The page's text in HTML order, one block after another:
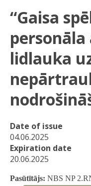
“Gaisa
lidlauka
Date of issue
04.06.2025
Expiration date
20.06.2025
Pasūtītājs: NBS NP